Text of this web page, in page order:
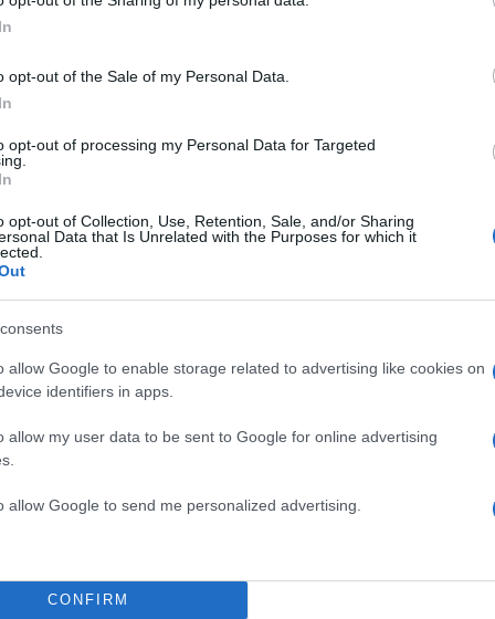
opt-out of the Sale of my Personal Data.
opt-out of processing my Personal Data for Targeted
opt-out of Collection, Use, Retention, Sale, and/or Sharing
Data that Is Unrelated with the Purposes for which it
allow Google to enable storage related to advertising like cookies on
identifiers in apps.
allow my user data to be sent to Google for online advertising
allow Google to send me personalized advertising.
CONFIRM
από εφαρμοστό αμάνικο τοπ με
δημιουργώντας μια
κόκκινες λεπτομέρειες
χρώματος χωρίς να
πραγματικά την
.